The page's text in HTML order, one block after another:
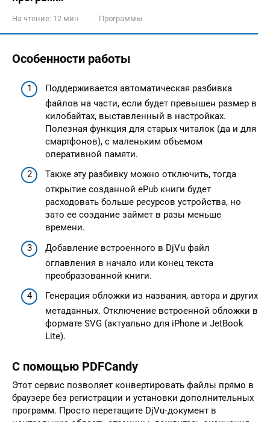
На чтение: 12 мин Программы
Особенности работы
Поддерживается автоматическая разбивка
файлов на части, если будет превышен размер в
килобайтах, выставленный в настройках.
Полезная функция для старых читалок (да и для
смартфонов), с маленьким объемом
оперативной памяти.
Также эту разбивку можно отключить, тогда
открытие созданной ePub книги будет
расходовать больше ресурсов устройства, но
зато ее создание займет в разы меньше
времени.
Добавление встроенного в DjVu файл
оглавления в начало или конец текста
преобразованной книги.
Генерация обложки из названия, автора и других
метаданных. Отключение встроенной обложки в
формате SVG (актуально для iPhone и JetBook
Lite).
С помощью PDFCandy
Этот сервис позволяет конвертировать файлы прямо в
браузере без регистрации и установки дополнительных
программ. Просто перетащите DjVu‑документ в